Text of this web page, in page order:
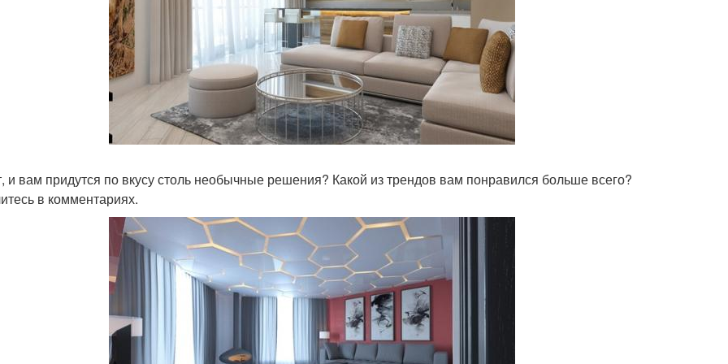
и вам придутся по вкусу столь необычные решения? Какой из трендов вам понравился больше всего?
в комментариях.